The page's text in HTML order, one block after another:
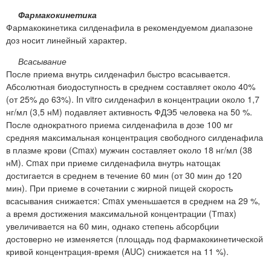
Фармакокинетика
Фармакокинетика силденафила в рекомендуемом диапазоне
доз носит линейный характер.
Всасывание
После приема внутрь силденафил быстро всасывается.
Абсолютная биодоступность в среднем составляет около 40%
(от 25% до 63%). In vitro силденафил в концентрации около 1,7
нг/мл (3,5 нМ) подавляет активность ФДЭ5 человека на 50 %.
После однократного приема силденафила в дозе 100 мг
средняя максимальная концентрация свободного силденафила
в плазме крови (Сmax) мужчин составляет около 18 нг/мл (38
нМ). Сmax при приеме силденафила внутрь натощак
достигается в среднем в течение 60 мин (от 30 мин до 120
мин). При приеме в сочетании с жирной пищей скорость
всасывания снижается: Сmax уменьшается в среднем на 29 %,
а время достижения максимальной концентрации (Тmax)
увеличивается на 60 мин, однако степень абсорбции
достоверно не изменяется (площадь под фармакокинетической
кривой концентрация-время (AUC) снижается на 11 %).